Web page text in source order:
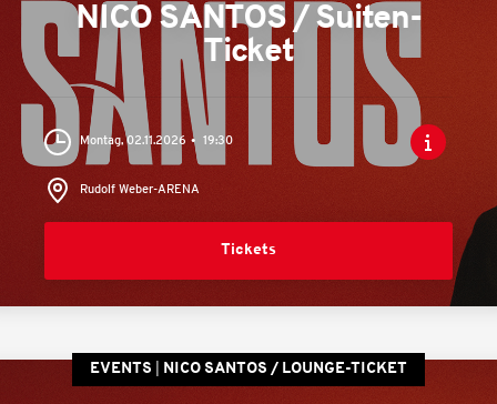
NICO SANTOS / Suiten-
Ticket
Montag, 02.11.2026 19:30
Rudolf Weber-ARENA
Tickets
EVENTS NICO SANTOS / LOUNGE-TICKET